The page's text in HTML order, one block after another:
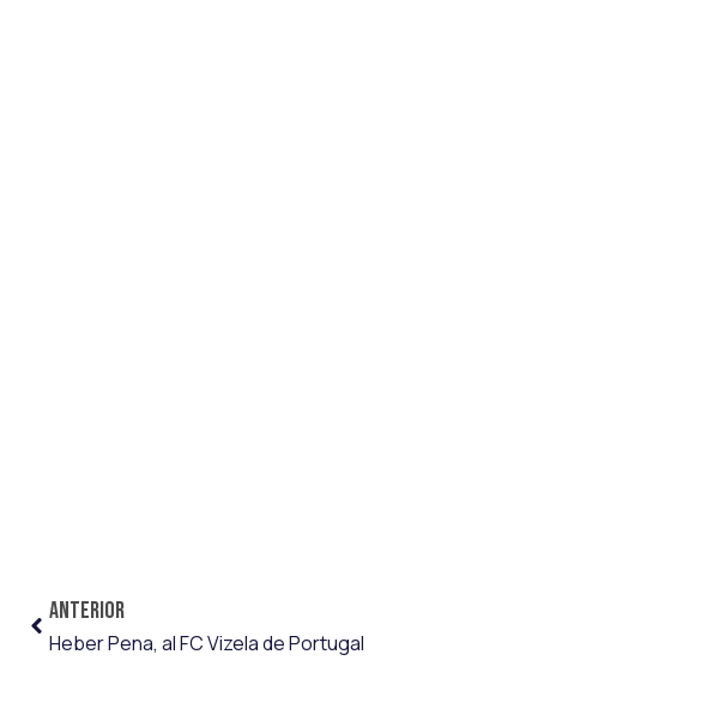
ANTERIOR
Heber Pena, al FC Vizela de Portugal